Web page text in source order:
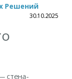
Решений
30.10.2025
стена-